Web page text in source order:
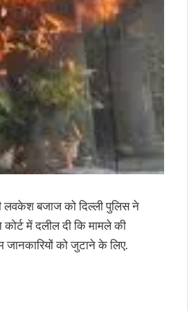
लवकेश बजाज को दिल्ली पुलिस ने
में दलील दी कि मामले की
को जुटाने के लिए.